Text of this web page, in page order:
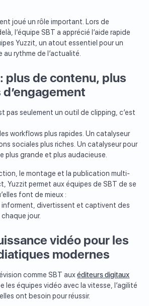
joué un rôle important. Lors de
l’équipe SBT a apprécié l’aide rapide
Yuzzit, un atout essentiel pour un
rythme de l’actualité.
plus de contenu, plus
pas seulement un outil de clipping, c’est
workflows plus rapides. Un catalyseur
sociales plus riches. Un catalyseur pour
plus grande et plus audacieuse.
le montage et la publication multi-
Yuzzit permet aux équipes de SBT de se
font de mieux :
informent, divertissent et captivent des
jour.
vidéo pour les
modernes
comme SBT auxéditeurs digitaux
les équipes vidéo avec la vitesse, l’agilité
ont besoin pour réussir.